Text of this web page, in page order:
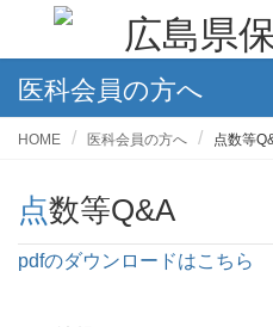
医科会員の方へ
HOME 医科会員の方へ 点数等
点数等Q&A
pdfのダウンロードはこちら